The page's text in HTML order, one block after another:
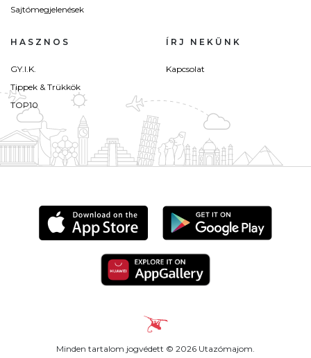
Sajtómegjelenések
HASZNOS
GY.I.K.
Tippek & Trükkök
TOP10
ÍRJ NEKÜNK
Kapcsolat
Minden tartalom jogvédett © 2026 Utazómajom.